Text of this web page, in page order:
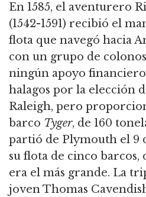
En 1585, el aventurero
(1542-1591) recibió el
flota que navegó hacia
con un grupo de
ningún apoyo
halagos por la elección
Raleigh, pero
barco Tyger, de 160
partió de Plymouth el 9
su flota de cinco barcos,
era el más grande. La
joven Thomas